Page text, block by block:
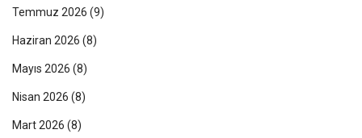
Temmuz 2026 (9)
Haziran 2026 (8)
Mayıs 2026 (8)
Nisan 2026 (8)
Mart 2026 (8)